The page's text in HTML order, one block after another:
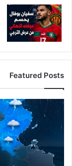
Featured Posts
الرصد
الجوي
يحذر
تقلبات
ليلية..